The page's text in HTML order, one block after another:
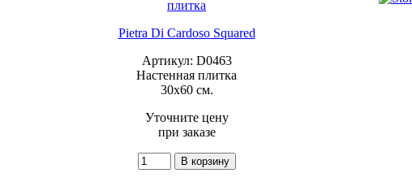
Pietra Di Cardoso Squared
Артикул: D0463
Настенная плитка
30x60 см.
Уточните цену
при заказе